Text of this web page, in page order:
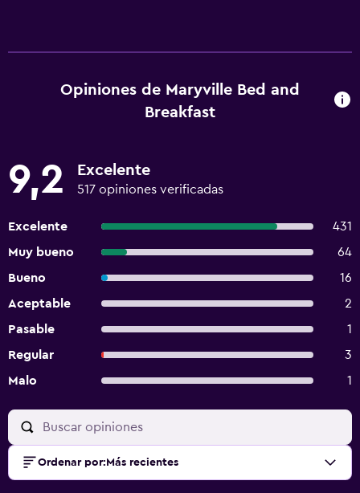
Opiniones de Maryville Bed and
Breakfast
9,2 Excelente
517 opiniones verificadas
Excelente
431
Muy bueno
64
Bueno
16
Aceptable
2
Pasable
1
Regular
3
Malo
1
Ordenar por: Más recientes